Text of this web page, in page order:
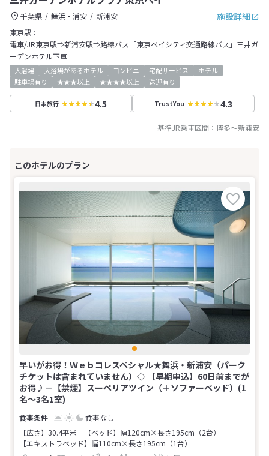
施設詳細
千葉県 舞浜・浦安
新浦安
東京駅：
電車/JR東京駅⇒新浦安駅⇒路線バス「東京ベイシティ交通路線バス」三井ガ
ーデンホテル下車
大浴場 大浴場があるホテル コンビニ 宅配サービス
ホテル
駐車場有り
★★★以上 ★★★★以上 送迎有り
日本旅行 4.5 TrustYou 4.3
基準JR乗車区間： 博多～新浦安
早いがお得！Ｗｅｂコレスペシャル★舞浜・新浦安（パーク
チケットは含まれていません）◇ 【早期申込】60日前までが
お得♪－【禁煙】スーペリアツイン（＋ソファーベッド）(1
名～3名1室)
食事なし
【広さ】30.4平米
【ベッド】幅120cm×長さ195cm（2台）
【エキストラベッド】幅110cm×長さ195cm（1台）